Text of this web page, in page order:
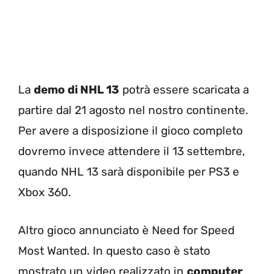
La demo di NHL 13 potrà essere scaricata a
partire dal 21 agosto nel nostro continente.
Per avere a disposizione il gioco completo
dovremo invece attendere il 13 settembre,
quando NHL 13 sarà disponibile per PS3 e
Xbox 360.
Altro gioco annunciato è Need for Speed
Most Wanted. In questo caso è stato